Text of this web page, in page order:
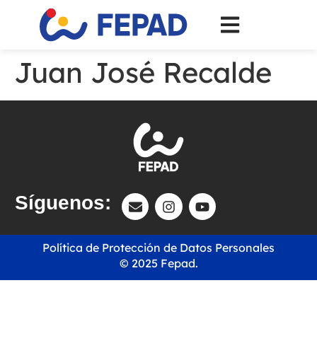
Juan José Recalde
Síguenos:
© 2025 Fepad.
Política de Protección de Datos Personales